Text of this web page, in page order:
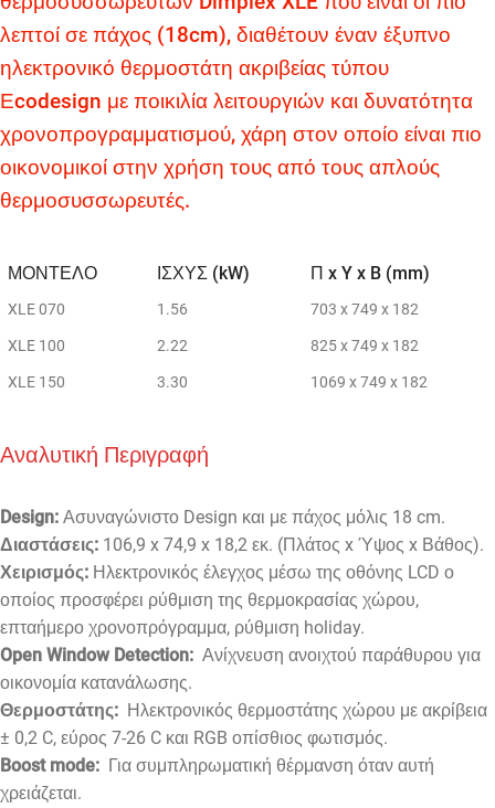
λεπτοί σε πάχος (18cm), διαθέτουν έναν έξυπνο
ηλεκτρονικό θερμοστάτη ακριβείας τύπου
Εcodesign με ποικιλία λειτουργιών και δυνατότητα
χρονοπρογραμματισμού, χάρη στον οποίο είναι πιο
οικονομικοί στην χρήση τους από τους απλούς
θερμοσυσσωρευτές.
ΜΟΝΤΕΛΟ ΙΣΧΥΣ (kW) Π x Y x B (mm)
XLE 070 1.56 703 x 749 x 182
XLE 100 2.22 825 x 749 x 182
XLE 150 3.30 1069 x 749 x 182
Αναλυτική Περιγραφή
Design: Ασυναγώνιστο Design και με πάχος μόλις 18 cm.
Διαστάσεις: 106,9 x 74,9 x 18,2 εκ. (Πλάτος x Ύψος x Βάθος).
Χειρισμός: Ηλεκτρονικός έλεγχος μέσω της οθόνης LCD ο
οποίος προσφέρει ρύθμιση της θερμοκρασίας χώρου,
επταήμερο χρονοπρόγραμμα, ρύθμιση holiday.
Open Window Detection: Ανίχνευση ανοιχτού παράθυρου για
οικονομία κατανάλωσης.
Θερμοστάτης: Ηλεκτρονικός θερμοστάτης χώρου με ακρίβεια
± 0,2 C, εύρος 7-26 C και RGB οπίσθιος φωτισμός.
Boost mode: Για συμπληρωματική θέρμανση όταν αυτή
χρειάζεται.